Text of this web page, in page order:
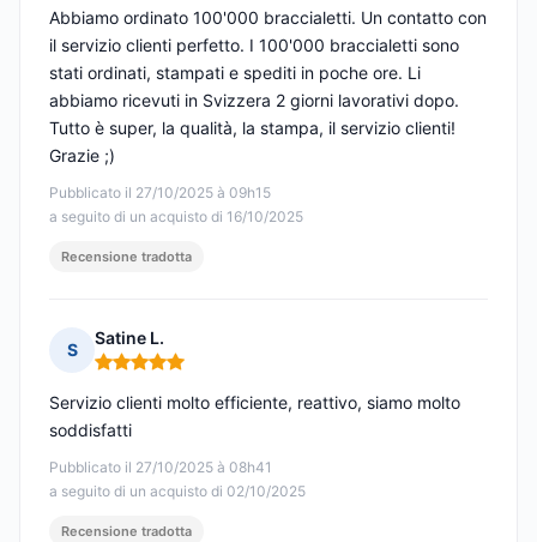
Pubblicato il 27/10/2025 à 09h15
a seguito di un acquisto di 16/10/2025
Abbiamo ordinato 100'000 braccialetti. Un contatto con
il servizio clienti perfetto. I 100'000 braccialetti sono
stati ordinati, stampati e spediti in poche ore. Li
abbiamo ricevuti in Svizzera 2 giorni lavorativi dopo.
Tutto è super, la qualità, la stampa, il servizio clienti!
Grazie ;)
Recensione tradotta
S
Satine L.
Nota: 5 su 5
Pubblicato il 27/10/2025 à 08h41
a seguito di un acquisto di 02/10/2025
Servizio clienti molto efficiente, reattivo, siamo molto
soddisfatti
Recensione tradotta